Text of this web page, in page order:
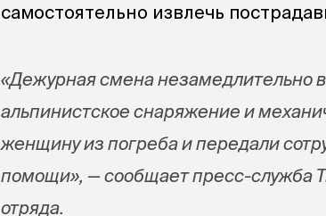
самостоятельно извлечь
«Дежурная смена незамедлительно
альпинистское снаряжение и
женщину из погреба и передали
помощи», — сообщает пресс-служба
отряда.